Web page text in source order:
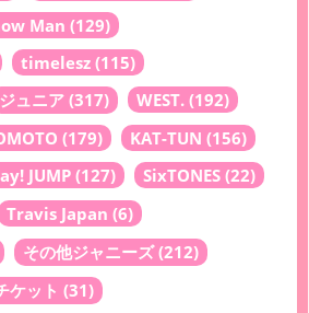
Man (129)
timelesz (115)
ジュニア (317) WEST. (192)
(179) KAT-TUN (156)
JUMP (127) SixTONES (22)
Travis Japan (6)
その他ジャニーズ(212)
ケット (31)